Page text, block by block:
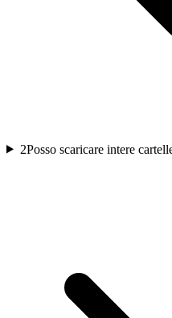
2Posso scaricare intere